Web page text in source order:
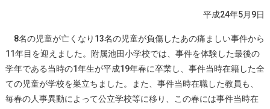
平成24年5月9日
8名の児童が亡くなり13名の児童が負傷したあの痛ましい事件から
11年目を迎えました。附属池田小学校では、事件を体験した最後の
学年である当時の1年生が平成19年春に卒業し、事件当時在籍した全
ての児童が学校を巣立ちました。また、事件当時在職した教員も、
毎春の人事異動によって公立学校等に移り、この春には事件当時在